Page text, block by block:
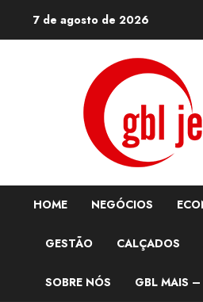
7 de agosto de 2026
HOME NEGÓCIOS
GESTÃO CALÇADOS
SOBRE NÓS GBL MAIS –